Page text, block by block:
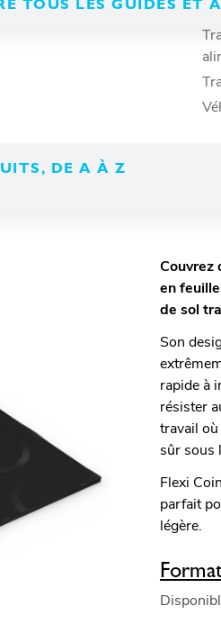
DE A À Z
TOUS LES GUIDES ET
Couvrez
en
de sol
Son
rapide à
résister
travail
sûr sous
Flexi
parfait
légère.